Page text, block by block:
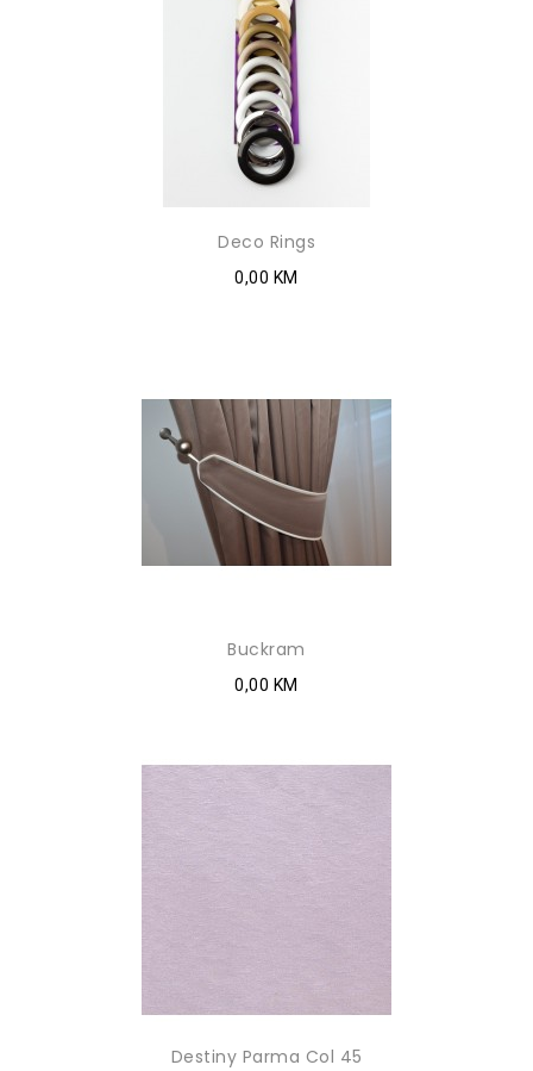
Deco Rings
0,00 KM
Buckram
0,00 KM
Destiny Parma Col 45